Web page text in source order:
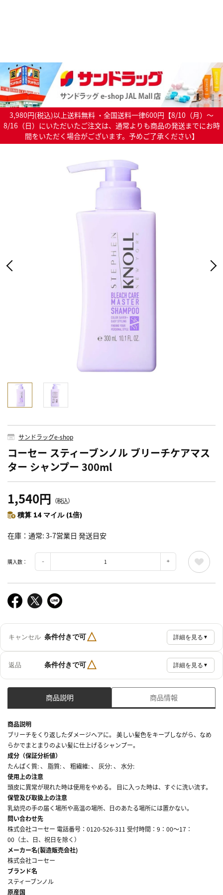
3,980円(税込)以上送料無料 ・全国送料一律600円【8/10（月）～
8/16（日）にいただいたご注文は、通常よりも商品の発送までにお時
間をいただく場合がございます。予めご了承ください】
サンドラッグe-shop
コーセー スティーブンノル ブリーチケアマス
ター シャンプー 300ml
1,540円 （税込）
積算 14 マイル (1倍)
在庫 通常: 3-7営業日 発送目安
購入数：
キャンセル 条件付きで可△ 詳細を見る ▼
返品 条件付きで可△ 詳細を見る ▼
商品説明 商品情報
商品説明
ブリーチをくり返したダメージヘアに。 美しい髪色をキープしながら、なめ
らかでまとまりのよい髪に仕上げるシャンプー。
成分（保証分析値）
たんぱく質: 、 脂質: 、 粗繊維: 、 灰分: 、 水分:
使用上の注意
頭皮に異常が現れた時は使用をやめる。 目に入った時は、すぐに洗い流す。
保管及び取扱上の注意
乳幼児の手の届く場所や高温の場所、日のあたる場所には置かない。
問い合わせ先
株式会社コーセー 電話番号：0120-526-311 受付時間：9：00～17：
00（土、日、祝日を除く）
メーカー名(製造販売会社)
株式会社コーセー
ブランド名
スティーブンノル
原産国